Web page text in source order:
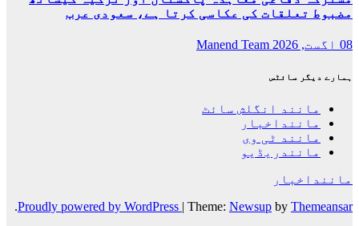
مضبوط تعلقات کی عکاسی کرتا ہے، سعودی عرب
08 اگست, 2026 Manend Team
ہمارے دیگر سائٹس
مانند انگلش سائٹ
ماننداخبار
مانند ٹی وی
مانندریڈیو
ماننداخبار
Proudly powered by WordPress | Theme: Newsup by Themeansar
.